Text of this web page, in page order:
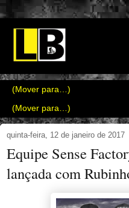
quinta-feira, 12 de janeiro de 2017
Equipe Sense
lançada com